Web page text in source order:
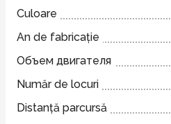
Culoare
An de fabricație
Объем двигателя
Număr de locuri
Distanță parcursă